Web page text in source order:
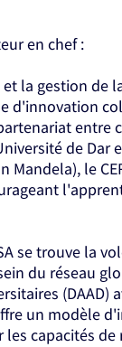
en chef :
la gestion de
d'innovation
entre
de
Mandela), le
se trouve la
du réseau
un
capacités